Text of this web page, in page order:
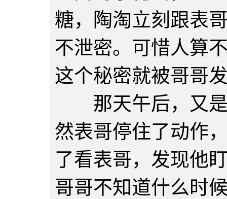
糖，陶淘立刻跟表
不泄密。可惜人算
这个秘密就被哥哥
那天午后，又是
然表哥停住了动作
了看表哥，发现他
哥哥不知道什么时